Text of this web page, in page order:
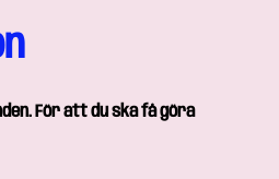
För att du ska få göra